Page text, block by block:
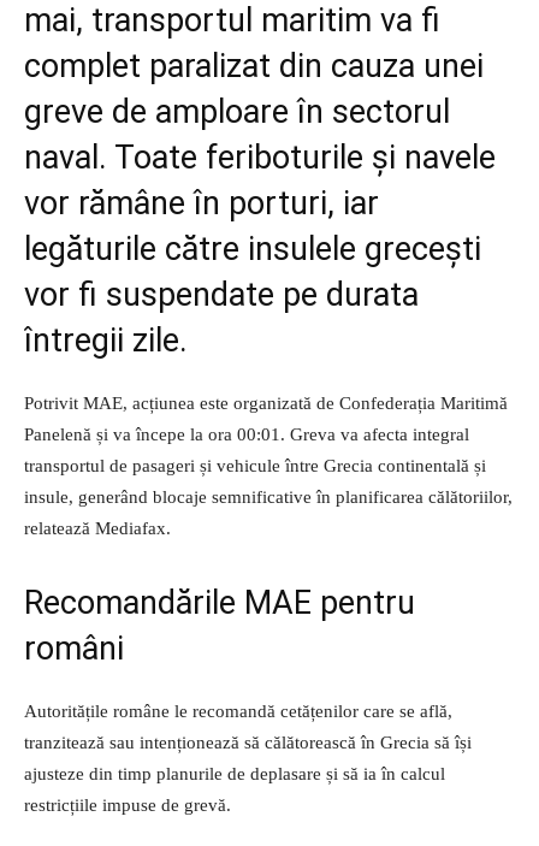
mai, transportul maritim va fi
complet paralizat din cauza unei
greve de amploare în sectorul
naval. Toate feriboturile și navele
vor rămâne în porturi, iar
legăturile către insulele grecești
vor fi suspendate pe durata
întregii zile.
Potrivit MAE, acțiunea este organizată de Confederația Maritimă
Panelenă și va începe la ora 00:01. Greva va afecta integral
transportul de pasageri și vehicule între Grecia continentală și
insule, generând blocaje semnificative în planificarea călătoriilor,
relatează Mediafax.
Recomandările MAE pentru
români
Autoritățile române le recomandă cetățenilor care se află,
tranzitează sau intenționează să călătorească în Grecia să își
ajusteze din timp planurile de deplasare și să ia în calcul
restricțiile impuse de grevă.